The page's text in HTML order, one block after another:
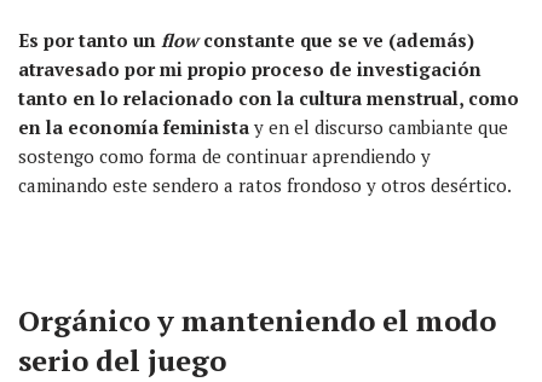
Es por tanto un flowconstante que se ve (además)
atravesado por mi propio proceso de investigación
tanto en lo relacionado con la cultura menstrual, como
en la economía feminista y en el discurso cambiante que
sostengo como forma de continuar aprendiendo y
caminando este sendero a ratos frondoso y otros desértico.
Orgánico y manteniendo el modo
serio del juego